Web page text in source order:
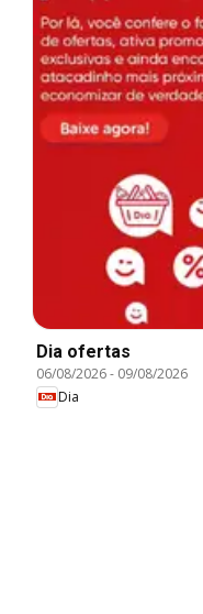
Dia ofertas
06/08/2026- 09/08/2026
Dia